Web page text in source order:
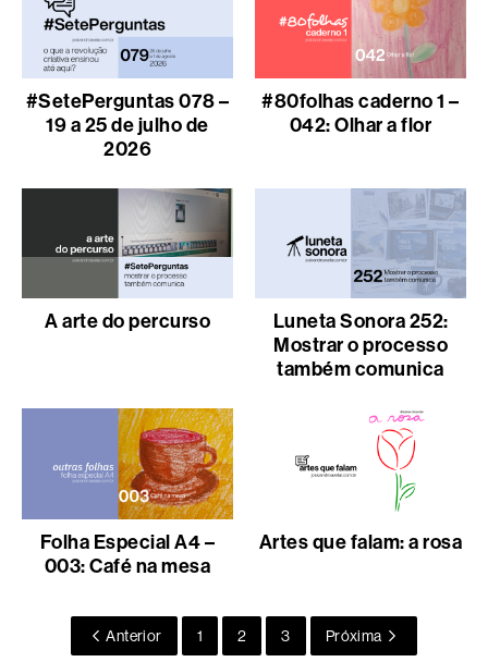
#SetePerguntas 078 –
19 a 25 de julho de
2026
#80folhas caderno 1 –
042: Olhar a flor
A arte do percurso
Luneta Sonora 252:
Mostrar o processo
também comunica
Folha Especial A4 –
003: Café na mesa
Artes que falam: a rosa
Anterior 1 2 3 Próxima